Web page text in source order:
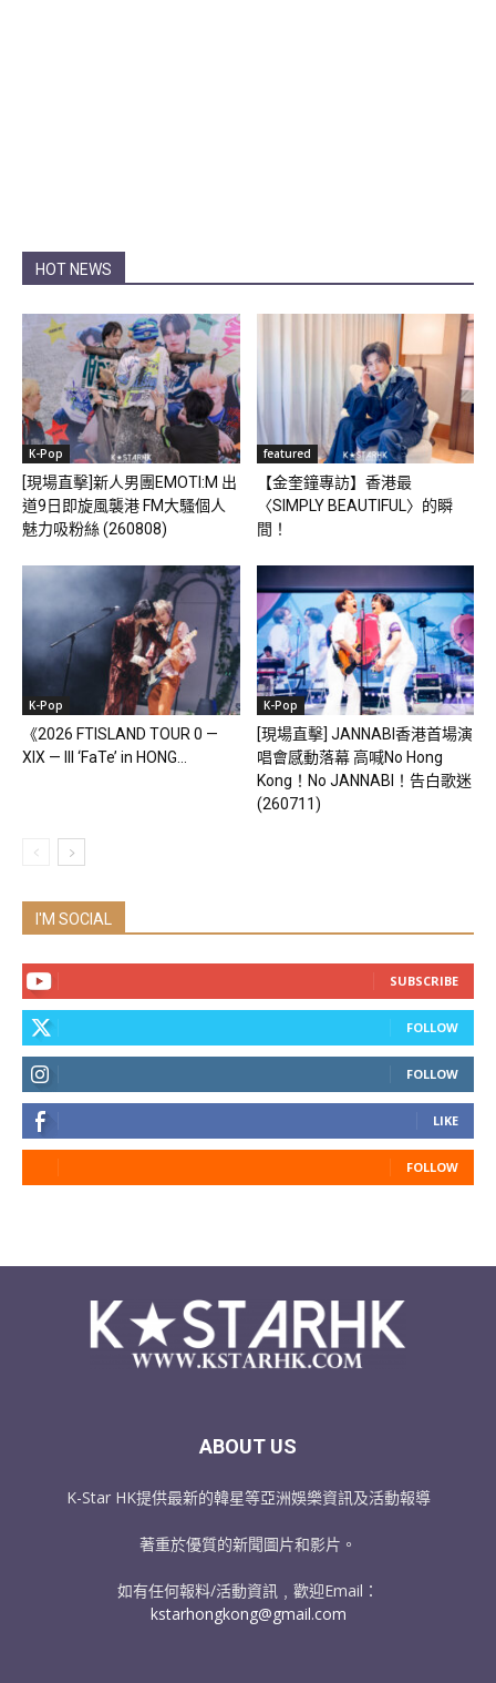
HOT NEWS
K-Pop
[現場直擊]新人男團EMOTI:M 出
道9日即旋風襲港 FM大騷個人
魅力吸粉絲 (260808)
featured
【金奎鐘專訪】香港最
〈SIMPLY BEAUTIFUL〉的瞬
間！
K-Pop
《2026 FTISLAND TOUR 0 —
XIX — III ‘FaTe’ in HONG...
K-Pop
[現場直擊] JANNABI香港首場演
唱會感動落幕 高喊No Hong
Kong！No JANNABI！告白歌迷
(260711)
I'M SOCIAL
SUBSCRIBE
FOLLOW
FOLLOW
LIKE
FOLLOW
ABOUT US
K-Star HK提供最新的韓星等亞洲娛樂資訊及活動報導
著重於優質的新聞圖片和影片。
如有任何報料/活動資訊﹐歡迎Email：
kstarhongkong@gmail.com